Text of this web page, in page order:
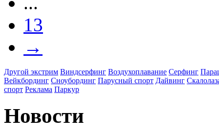
13
→
Другой экстрим Виндсерфинг Воздухоплавание Серфинг
Вейкбординг Сноубординг Парусный спорт Дайвинг
спорт Реклама Паркур
Новости